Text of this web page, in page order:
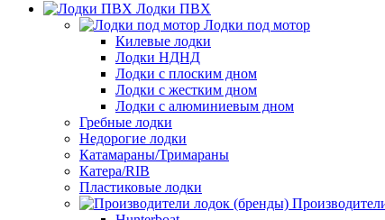
Лодки ПВХ
Лодки под мотор
Килевые лодки
Лодки НДНД
Лодки с плоским дном
Лодки с жестким дном
Лодки с алюминиевым дном
Гребные лодки
Недорогие лодки
Катамараны/Тримараны
Катера/RIB
Пластиковые лодки